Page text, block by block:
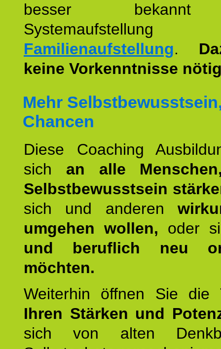
besser
Familienaufstellung.
keine Vorkenntnisse
Mehr
Chancen
Diese Coaching
sich an alle
Selbstbewusstsein
sich und anderen
umgehen wollen, oder
und beruflich neu
möchten.
Weiterhin öffnen Sie
Ihren Stärken und
sich von alten